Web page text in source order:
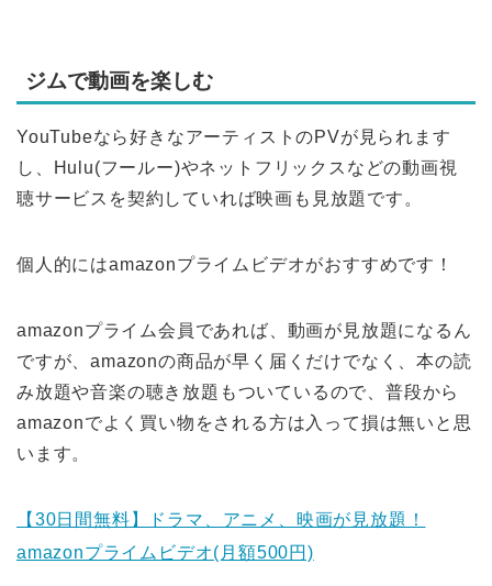
ジムで動画を楽しむ
YouTubeなら好きなアーティストのPVが見られます
し、Hulu(フールー)やネットフリックスなどの動画視
聴サービスを契約していれば映画も見放題です。
個人的にはamazonプライムビデオがおすすめです！
amazonプライム会員であれば、動画が見放題になるん
ですが、amazonの商品が早く届くだけでなく、本の読
み放題や音楽の聴き放題もついているので、普段から
amazonでよく買い物をされる方は入って損は無いと思
います。
【30日間無料】ドラマ、アニメ、映画が見放題！
amazonプライムビデオ(月額500円)